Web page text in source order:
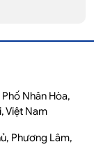
Phố Nhân Hòa,
Việt Nam
Phương Lâm,